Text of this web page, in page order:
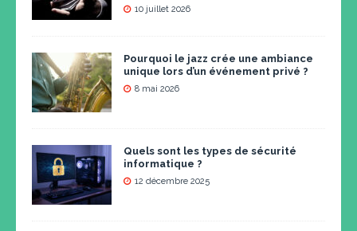
10 juillet 2026
Pourquoi le jazz crée une ambiance
unique lors d’un événement privé ?
8 mai 2026
Quels sont les types de sécurité
informatique ?
12 décembre 2025